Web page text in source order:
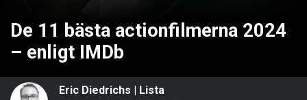
De 11 bästa actionfilmerna 2024
– enligt IMDb
Eric Diedrichs | Lista